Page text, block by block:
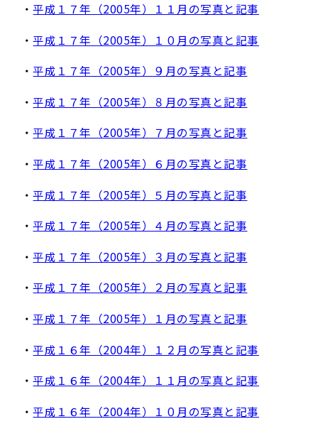
・平成１７年（2005年）１１月の写真と記事
・平成１７年（2005年）１０月の写真と記事
・平成１７年（2005年）９月の写真と記事
・平成１７年（2005年）８月の写真と記事
・平成１７年（2005年）７月の写真と記事
・平成１７年（2005年）６月の写真と記事
・平成１７年（2005年）５月の写真と記事
・平成１７年（2005年）４月の写真と記事
・平成１７年（2005年）３月の写真と記事
・平成１７年（2005年）２月の写真と記事
・平成１７年（2005年）１月の写真と記事
・平成１６年（2004年）１２月の写真と記事
・平成１６年（2004年）１１月の写真と記事
・平成１６年（2004年）１０月の写真と記事